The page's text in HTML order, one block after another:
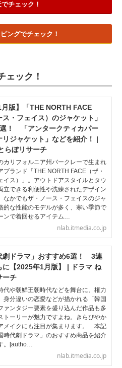
チェック！
ングでチェック！
ェック！
月版】「THE NORTH FACE
ス・フェイス）のジャケット」
！ 「アンタークティカパー
リジャケット」などを紹介！ |
らぼリサーチ
リフォルニア州バークレーで生まれ
ブランド「THE NORTH FACE（ザ・
イス）」。アウトドアスタイルとタウ
立できる利便性や洗練されたデザイン
なかでもザ・ノース・フェイスのジャ
的な性能のモデルが多く、寒い季節で
ンで着回せるアイテム…
nlab.itmedia.co.jp
劇ドラマ」おすすめ6選！ 3連
に【2025年1月版】 | ドラマ ね
ーチ
や朝鮮王朝時代などを舞台に、権力
身分違いの恋愛などが描かれる「韓国
ァンタジー要素を盛り込んだ作品も多
トーリーが魅力ですよね。きらびやか
メイクにも注目が集まります。 本記
時代劇ドラマ」のおすすめ商品を紹介
。[autho…
nlab.itmedia.co.jp